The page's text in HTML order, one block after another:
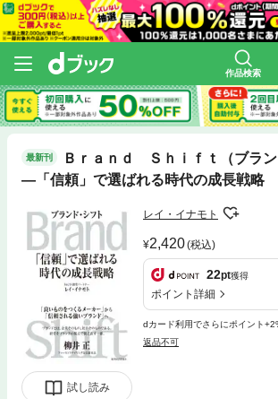
作品検索
最新刊
Ｂｒａｎｄ Ｓｈｉｆｔ（ブラン
―「信頼」で選ばれる時代の成長戦略
試し読み
レイ・イナモト
2,420(税込)
22pt獲得
ポイント詳細
dカード利用でさらにポイント
返品不可